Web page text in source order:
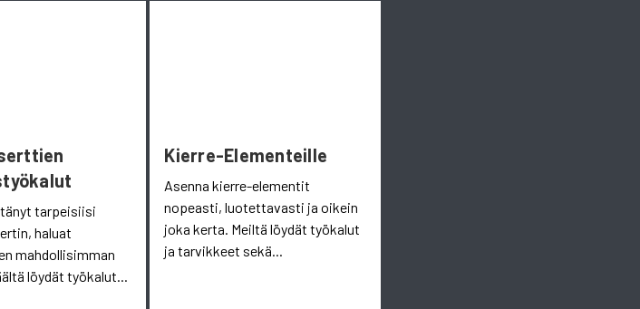
tarpeisiisi
haluat
mahdollisimman
löydät työkalut...
Kierre-Elementeille
Asenna kierre-elementit
nopeasti, luotettavasti ja oikein
joka kerta. Meiltä löydät työkalut
ja tarvikkeet sekä...